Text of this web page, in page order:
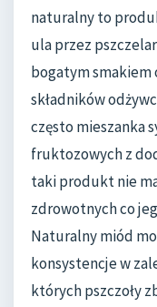
naturalny to
ula przez
bogatym smakiem
składników
często mieszanka
fruktozowych z
taki produkt nie
zdrowotnych co
Naturalny miód
konsystencje w
których pszczoły